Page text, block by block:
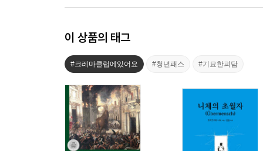
이 상품의 태그
#크레마클럽에있어요 #청년패스 #기묘한괴담